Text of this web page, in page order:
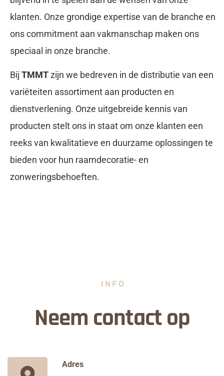
klanten. Onze grondige expertise van de branche en
ons commitment aan vakmanschap maken ons
speciaal in onze branche.
Bij TMMTzijn we bedreven in de distributie van een
variëteiten assortiment aan producten en
dienstverlening. Onze uitgebreide kennis van
producten stelt ons in staat om onze klanten een
reeks van kwalitatieve en duurzame oplossingen te
bieden voor hun raamdecoratie- en
zonweringsbehoeften.
INFO
Neem contact op
Adres